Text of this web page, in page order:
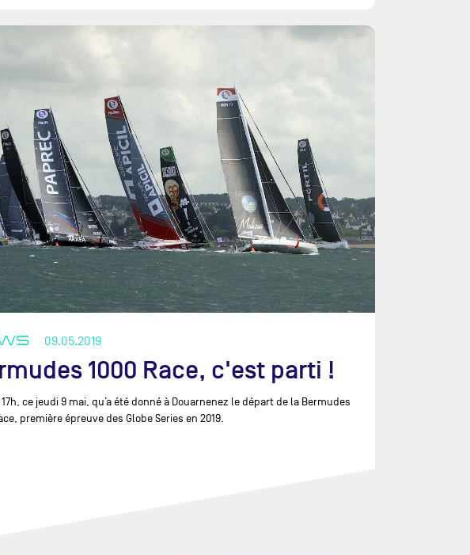
LORIENT
VENDÉE - LES
BASE
RACE
DESTINATION
RACE
RACE ATLANTIC
RACE EUROPE
- LES SABLES
09.05.2019
1000 Race, c'est parti !
17h, ce jeudi 9 mai, qu’a été donné à Douarnenez le départ de la Bermudes
première épreuve des Globe Series en 2019.